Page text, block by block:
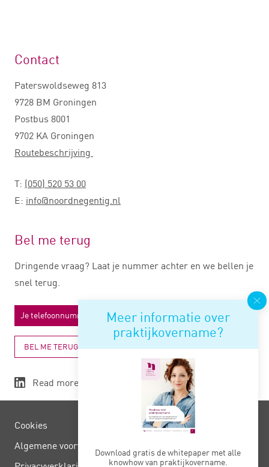
Meer informatie over
praktijkovername?
Download gratis de whitepaper met alle
knowhow van praktijkovername.
Contact
Paterswoldseweg 813
9728 BM Groningen
Postbus 8001
9702 KA Groningen
Routebeschrijving
T: (050) 520 53 00
E: info@noordnegentig.nl
Bel me terug
Dringende vraag? Laat je nummer achter en we bellen je
snel terug.
BEL ME TERUG
Read more
Cookies
Algemene voorwaarden